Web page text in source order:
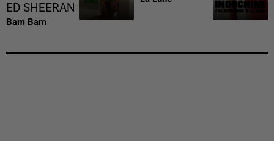
ED SHEERAN
Bam Bam